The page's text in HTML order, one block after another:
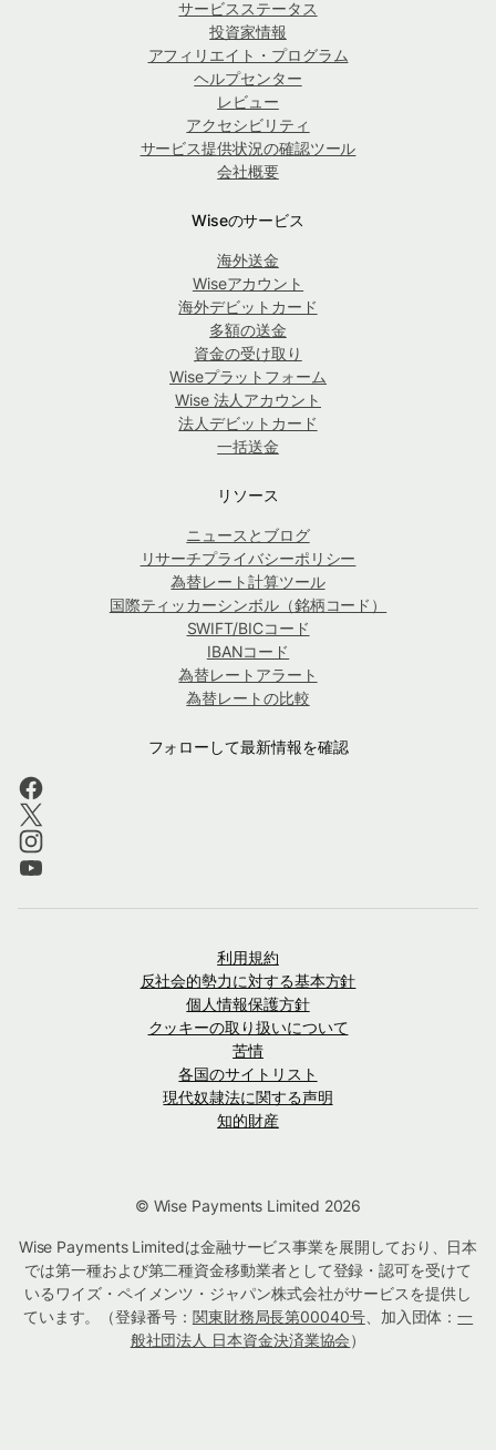
サービスステータス
投資家情報
アフィリエイト・プログラム
ヘルプセンター
レビュー
アクセシビリティ
サービス提供状況の確認ツール
会社概要
Wiseのサービス
海外送金
Wiseアカウント
海外デビットカード
多額の送金
資金の受け取り
Wiseプラットフォーム
Wise 法人アカウント
法人デビットカード
一括送金
リソース
ニュースとブログ
リサーチプライバシーポリシー
為替レート計算ツール
国際ティッカーシンボル（銘柄コード）
SWIFT/BICコード
IBANコード
為替レートアラート
為替レートの比較
フォローして最新情報を確認
利用規約
反社会的勢力に対する基本方針
個人情報保護方針
クッキーの取り扱いについて
苦情
各国のサイトリスト
現代奴隷法に関する声明
知的財産
© Wise Payments Limited 2026
Wise Payments Limitedは金融サービス事業を展開しており、日本
では第一種および第二種資金移動業者として登録・認可を受けて
いるワイズ・ペイメンツ・ジャパン株式会社がサービスを提供し
ています。（登録番号： 関東財務局長第00040号、加入団体：一
般社団法人 日本資金決済業協会）